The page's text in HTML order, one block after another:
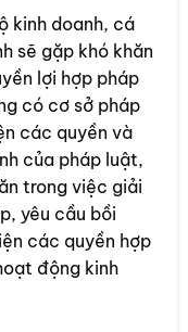
kinh doanh, cá
sẽ gặp khó khăn
lợi hợp pháp
có cơ sở pháp
các quyền và
của pháp luật,
trong việc giải
yêu cầu bồi
các quyền hợp
động kinh